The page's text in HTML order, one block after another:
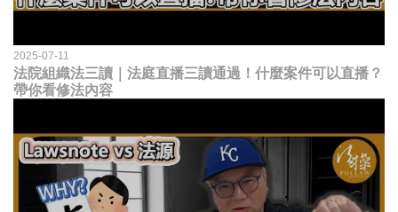
2025-07-11
法院組織法三讀｜法庭直播三讀通過！什麼案件可以直播？
帶你看修法內容